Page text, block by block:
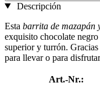
Descripción
Esta barrita de mazapán
exquisito chocolate
superior y turrón.
para llevar o para
Art.-Nr.: